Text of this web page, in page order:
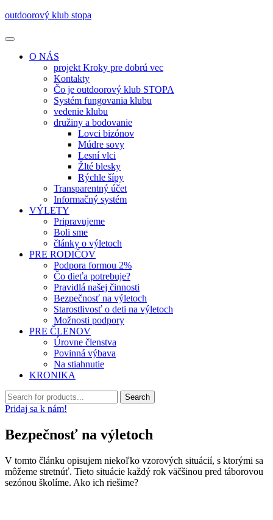
outdoorový klub stopa
O NÁS
projekt Kroky pre dobrú vec
Kontakty
Čo je outdoorový klub STOPA
Systém fungovania klubu
vedenie klubu
družiny a bodovanie
Lovci bizónov
Múdre sovy
Lesní vlci
Žlté blesky
Rýchle šípy
Transparentný účet
Informačný systém
VÝLETY
Pripravujeme
Boli sme
články o výletoch
PRE RODIČOV
Podpora formou 2%
Čo dieťa potrebuje?
Pravidlá našej činnosti
Bezpečnosť na výletoch
Starostlivosť o deti na výletoch
Možnosti podpory
PRE ČLENOV
Úrovne členstva
Povinná výbava
Na stiahnutie
KRONIKA
Pridaj sa k nám!
Bezpečnosť na výletoch
V tomto článku opisujem niekoľko vzorových situácií, s ktorými sa
môžeme stretnúť. Tieto situácie každý rok väčšinou pred táborovou
sezónou školíme. Ako ich riešime?